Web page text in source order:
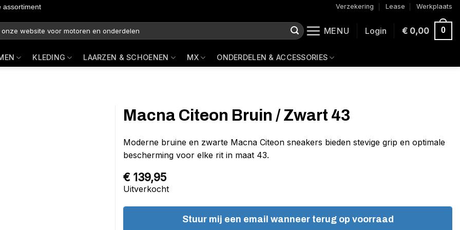
assortiment Verzekering Lease Werkplaats
MENU Login €0,00 0
KLEDING LAARZEN & SCHOENEN MX ONDERDELEN & ACCESSORIES
Macna Citeon Bruin / Zwart 43
Moderne bruine en zwarte Macna Citeon sneakers bieden stevige grip en optimale
bescherming voor elke rit in maat 43.
€ 139,95
Uitverkocht
Stuur mij een email wanneer terug op voorraad